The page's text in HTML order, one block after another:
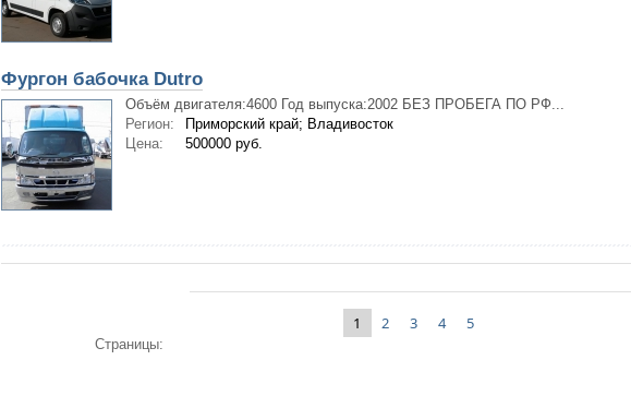
Фургон бабочка Dutro
Объём двигателя:4600 Год выпуска:2002 БЕЗ ПРОБЕГА ПО РФ...
Регион:
Приморский край; Владивосток
Цена:
500000 руб.
Страницы:
1 2 3 4 5